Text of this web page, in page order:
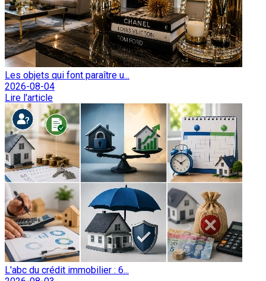
Les objets qui font paraître u...
2026-08-04
Lire l'article
L'abc du crédit immobilier : 6...